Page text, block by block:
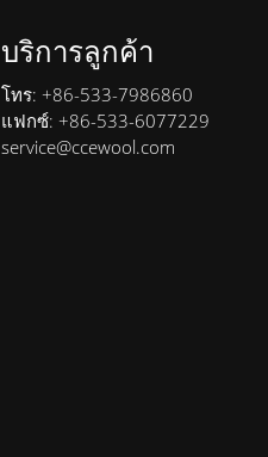
บริการลูกค้า
โทร: +86-533-7986860
แฟกซ์: +86-533-6077229
service@ccewool.com